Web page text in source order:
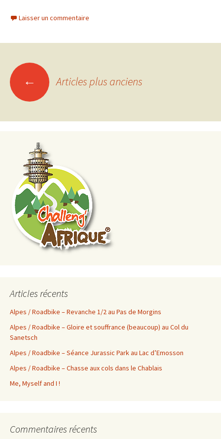
Laisser un commentaire
Navigation
des
articles
← Articles plus anciens
Articles récents
Alpes / Roadbike – Revanche 1/2 au Pas de Morgins
Alpes / Roadbike – Gloire et souffrance (beaucoup) au Col du
Sanetsch
Alpes / Roadbike – Séance Jurassic Park au Lac d’Emosson
Alpes / Roadbike – Chasse aux cols dans le Chablais
Me, Myself and I !
Commentaires récents